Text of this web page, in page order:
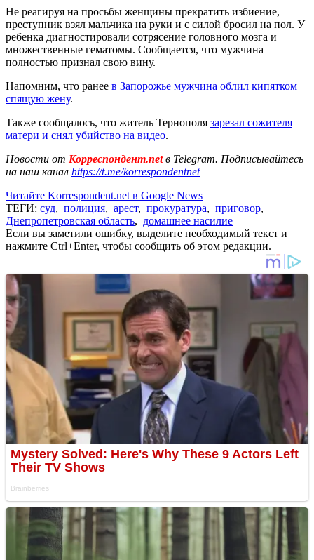
Не реагируя на просьбы женщины прекратить избиение,
преступник взял мальчика на руки и с силой бросил на пол. У
ребенка диагностировали сотрясение головного мозга и
множественные гематомы. Сообщается, что мужчина
полностью признал свою вину.
Напомним, что ранее в Запорожье мужчина облил кипятком
спящую жену.
Также сообщалось, что житель Тернополя зарезал сожителя
матери и снял убийство на видео.
Новости от Корреспондент.netв Telegram. Подписывайтесь
на наш канал https://t.me/korrespondentnet
Читайте Korrespondent.net в Google News
ТЕГИ: суд, полиция, арест, прокуратура, приговор,
Днепропетровская область, домашнее насилие
Если вы заметили ошибку, выделите необходимый текст и
нажмите Ctrl+Enter, чтобы сообщить об этом редакции.